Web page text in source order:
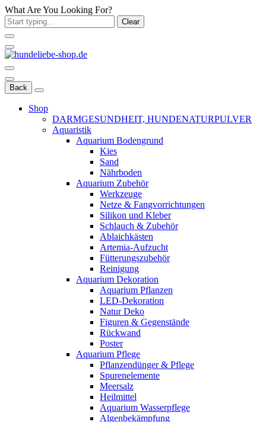
What Are You Looking For?
Clear
Back
Shop
DARMGESUNDHEIT, HUNDENATURPULVER
Aquaristik
Aquarium Bodengrund
Kies
Sand
Nährboden
Aquarium Zubehör
Werkzeuge
Netze & Fangvorrichtungen
Silikon und Kleber
Schlauch & Zubehör
Ablaichkästen
Artemia-Aufzucht
Fütterungszubehör
Reinigung
Aquarium Dekoration
Aquarium Pflanzen
LED-Dekoration
Natur Deko
Figuren & Gegenstände
Rückwand
Poster
Aquarium Pflege
Pflanzendünger & Pflege
Spurenelemente
Meersalz
Heilmittel
Aquarium Wasserpflege
Algenbekämpfung